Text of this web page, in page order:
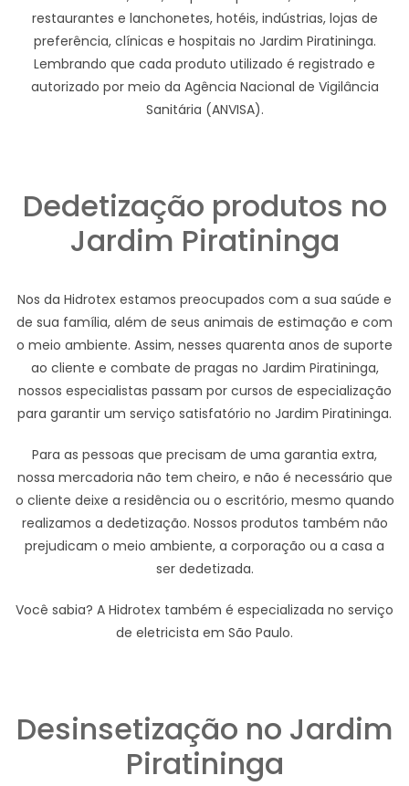
restaurantes e lanchonetes, hotéis, indústrias, lojas de
preferência, clínicas e hospitais no Jardim Piratininga.
Lembrando que cada produto utilizado é registrado e
autorizado por meio da Agência Nacional de Vigilância
Sanitária (ANVISA).
Dedetização produtos no
Jardim Piratininga
Nos da Hidrotex estamos preocupados com a sua saúde e
de sua família, além de seus animais de estimação e com
o meio ambiente. Assim, nesses quarenta anos de suporte
ao cliente e combate de pragas no Jardim Piratininga,
nossos especialistas passam por cursos de especialização
para garantir um serviço satisfatório no Jardim Piratininga.
Para as pessoas que precisam de uma garantia extra,
nossa mercadoria não tem cheiro, e não é necessário que
o cliente deixe a residência ou o escritório, mesmo quando
realizamos a dedetização. Nossos produtos também não
prejudicam o meio ambiente, a corporação ou a casa a
ser dedetizada.
Você sabia? A Hidrotex também é especializada no serviço
de eletricista em São Paulo.
Desinsetização no Jardim
Piratininga